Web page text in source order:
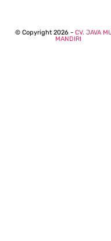
© Copyright 2026 - CV. JAVA
MANDIRI